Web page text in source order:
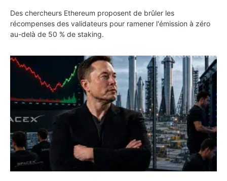
Des chercheurs Ethereum proposent de brûler les
récompenses des validateurs pour ramener l'émission à zéro
au-delà de 50 % de staking.
SPCX : SpaceX publie 7,8 milliards de dollars de